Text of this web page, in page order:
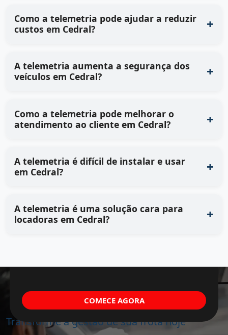
Como a telemetria pode ajudar a reduzir
custos em Cedral?
A telemetria aumenta a segurança dos
veículos em Cedral?
Como a telemetria pode melhorar o
atendimento ao cliente em Cedral?
A telemetria é difícil de instalar e usar
em Cedral?
A telemetria é uma solução cara para
locadoras em Cedral?
Transforme a gestão de sua frota hoje
COMECE AGORA